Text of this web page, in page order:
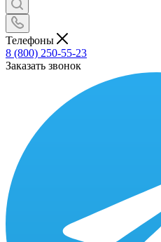
Телефоны
8 (800) 250-55-23
Заказать звонок